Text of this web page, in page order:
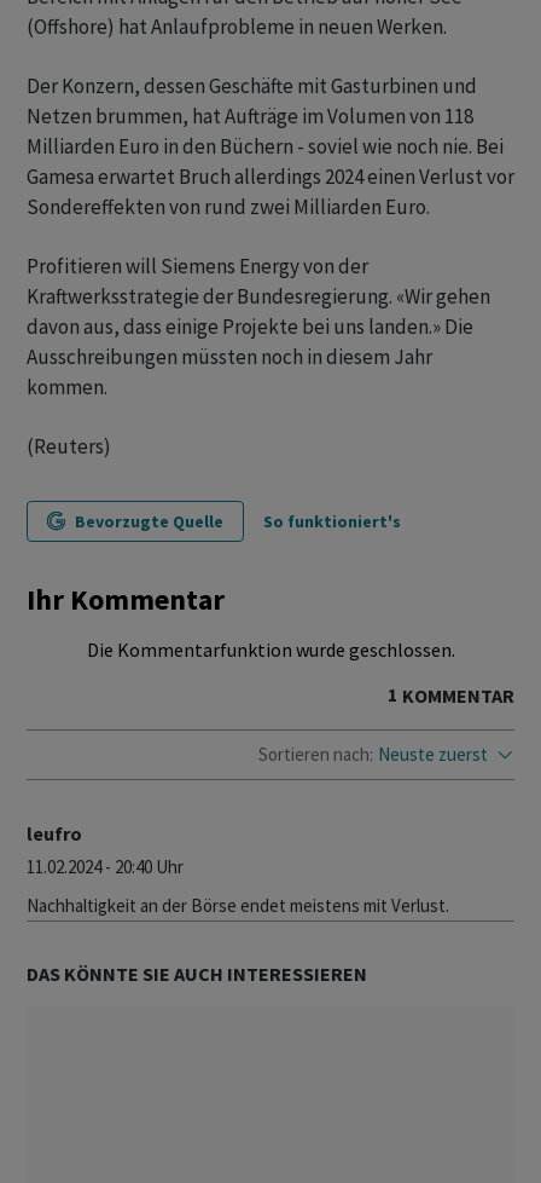
(Offshore) hat Anlaufprobleme in neuen Werken.
Der Konzern, dessen Geschäfte mit Gasturbinen und
Netzen brummen, hat Aufträge im Volumen von 118
Milliarden Euro in den Büchern - soviel wie noch nie. Bei
Gamesa erwartet Bruch allerdings 2024 einen Verlust vor
Sondereffekten von rund zwei Milliarden Euro.
Profitieren will Siemens Energy von der
Kraftwerksstrategie der Bundesregierung. «Wir gehen
davon aus, dass einige Projekte bei uns landen.» Die
Ausschreibungen müssten noch in diesem Jahr
kommen.
(Reuters)
Bevorzugte Quelle So funktioniert's
Ihr Kommentar
Die Kommentarfunktion wurde geschlossen.
1 KOMMENTAR
Sortieren nach: Neuste zuerst
leufro
11.02.2024 - 20:40 Uhr
Nachhaltigkeit an der Börse endet meistens mit Verlust.
DAS KÖNNTE SIE AUCH INTERESSIEREN